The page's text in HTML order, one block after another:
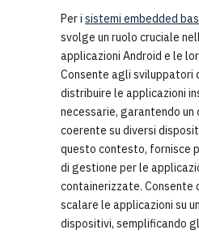
Per i sistemi embedded
svolge un ruolo cruciale
applicazioni Android e le
Consente agli sviluppatori
distribuire le applicazioni
necessarie, garantendo
coerente su diversi
questo contesto, fornisce
di gestione per le
containerizzate. Consente
scalare le applicazioni su
dispositivi, semplificando